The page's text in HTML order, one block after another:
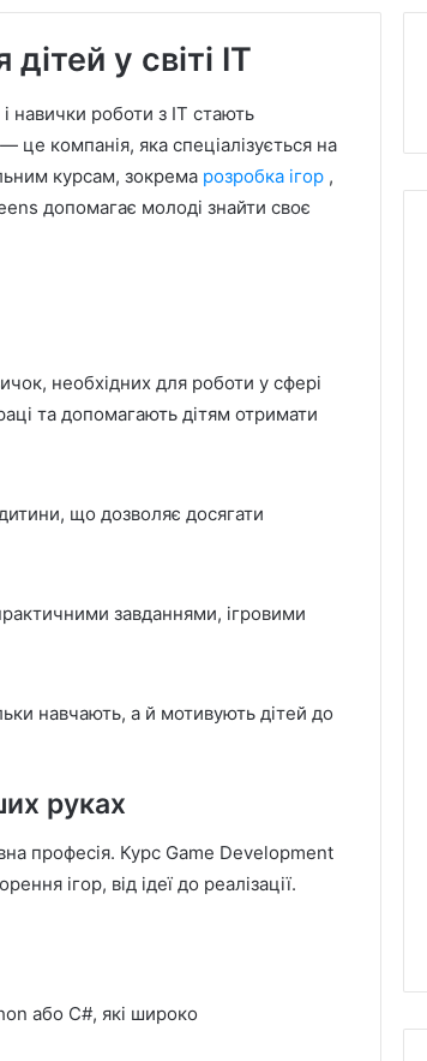
у світі IT
навички роботи з IT стають
— це компанія, яка спеціалізується на
курсам, зокрема розробка ігор ,
допомагає молоді знайти своє
необхідних для роботи у сфері
та допомагають дітям отримати
що дозволяє досягати
завданнями, ігровими
навчають, а й мотивують дітей до
руках
професія. Курс Game Development
ігор, від ідеї до реалізації.
або C#, які широко